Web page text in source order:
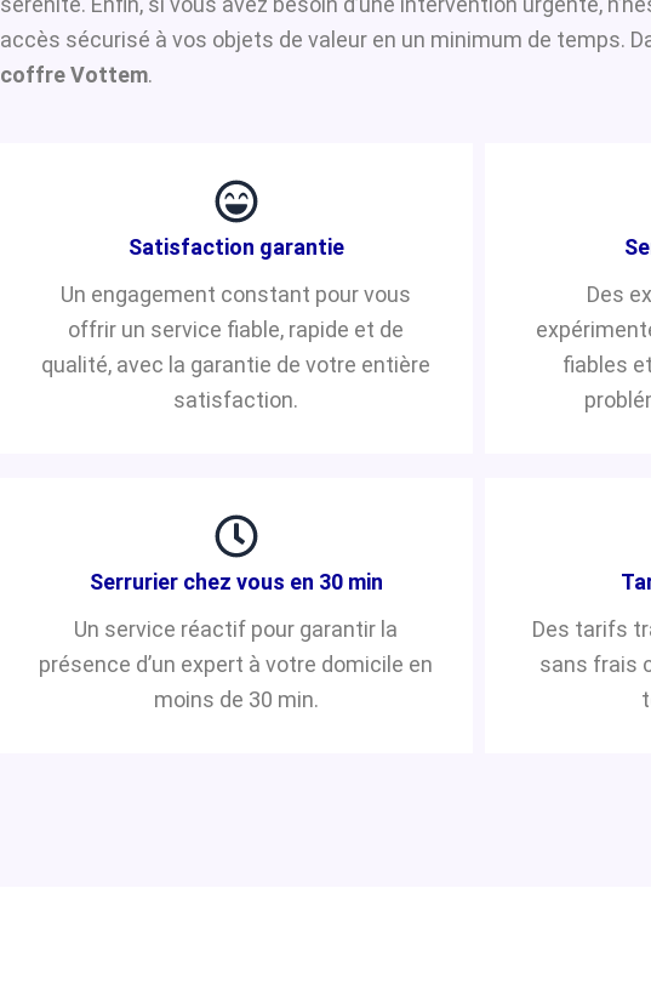
accès sécurisé à vos objets de valeur en un minimum de temps.
coffre Vottem.
Satisfaction garantie
Un engagement constant pour vous
offrir un service fiable, rapide et de
qualité, avec la garantie de votre entière
satisfaction.
Des
fiables
Serrurier chez vous en 30 min
Un service réactif pour garantir la
présence d’un expert à votre domicile en
moins de 30 min.
Des tarifs
sans frais